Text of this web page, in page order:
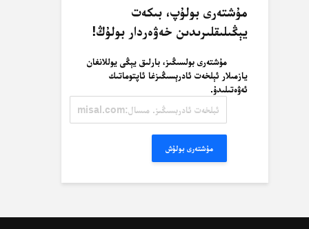
مۇشتەرى بولۇپ، بىكەت
يېڭىلىقلىرىدىن خەۋەردار بولۇڭ!
مۇشتەرى بولسىڭىز، بارلىق يېڭى يوللانغان
يازمىلار ئېلخەت ئادرېسىڭىزغا ئاپتوماتىك
ئەۋەتىلىدۇ.
ئادرېسىڭىز.
مۇشتەرى بولۇش